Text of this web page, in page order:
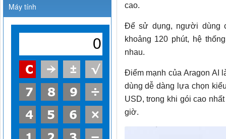
cao.
Để sử dụng, người dùng
khoảng 120 phút, hệ
nhau.
Điểm mạnh của Aragon AI
dùng dễ dàng lựa chọn
USD, trong khi gói cao
giờ.
Máy tính